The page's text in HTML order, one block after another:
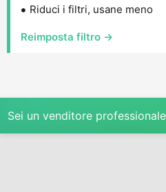
Riduci i filtri, usane meno
Reimposta filtro →
Sei un venditore